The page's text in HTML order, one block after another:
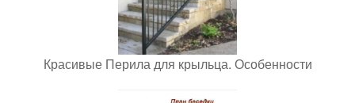
Красивые Перила для крыльца. Особенности